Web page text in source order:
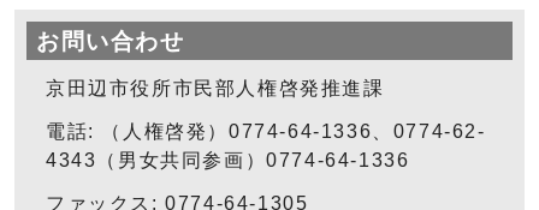
お問い合わせ
京田辺市役所市民部人権啓発推進課
電話: （人権啓発）0774-64-1336、0774-62-
4343（男女共同参画）0774-64-1336
ファックス: 0774-64-1305